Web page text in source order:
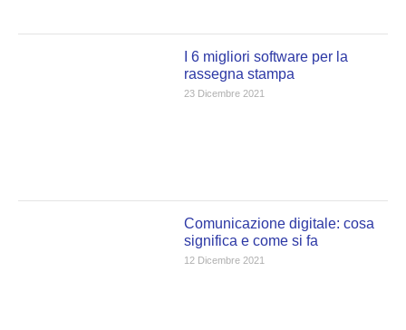
I 6 migliori software per la
rassegna stampa
23 Dicembre 2021
Comunicazione digitale: cosa
significa e come si fa
12 Dicembre 2021